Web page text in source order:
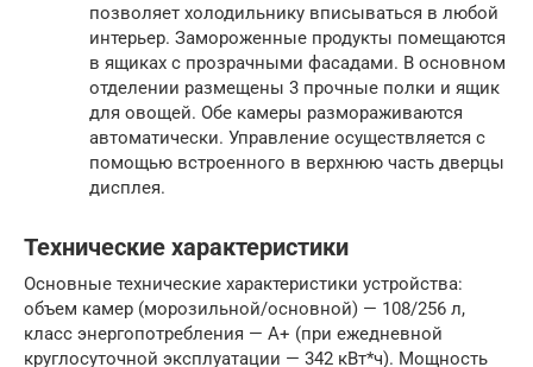
позволяет холодильнику вписываться в любой
интерьер. Замороженные продукты помещаются
в ящиках с прозрачными фасадами. В основном
отделении размещены 3 прочные полки и ящик
для овощей. Обе камеры размораживаются
автоматически. Управление осуществляется с
помощью встроенного в верхнюю часть дверцы
дисплея.
Технические характеристики
Основные технические характеристики устройства:
объем камер (морозильной/основной) — 108/256 л,
класс энергопотребления — A+ (при ежедневной
круглосуточной эксплуатации — 342 кВт*ч). Мощность